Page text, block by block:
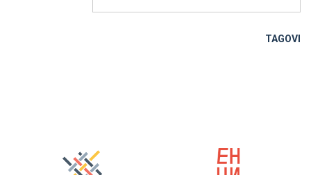
TAGOVI